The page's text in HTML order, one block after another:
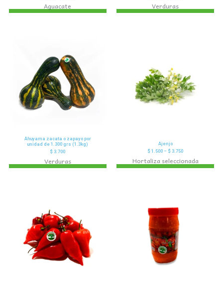
Aguacate Verduras
Ahuyama zacata o zapayo por
unidad de 1.300 grs (1.3kg)
$ 3.700
Verduras
Ajenjo
$ 1.500 – $ 3.750
Hortaliza seleccionada